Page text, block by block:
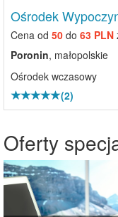
Ośrodek
Cena od 50do 63 PLN
Poronin, małopolskie
Ośrodek wczasowy
(2)
Oferty